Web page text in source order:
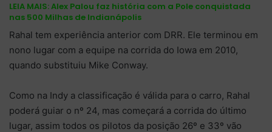
LEIA MAIS:Alex Palou faz história com a Pole conquistada
nas 500 Milhas de Indianápolis
Rahal tem experiência anterior com DRR. Ele terminou em
nono lugar com a equipe na corrida do Iowa em 2010,
quando substituiu Mike Conway.
Como na Indy a classificação é válida para o carro, Rahal
poderá guiar o nº 24, mas começará a corrida do último
lugar, assim todos os pilotos da posição 26º e 33º vão